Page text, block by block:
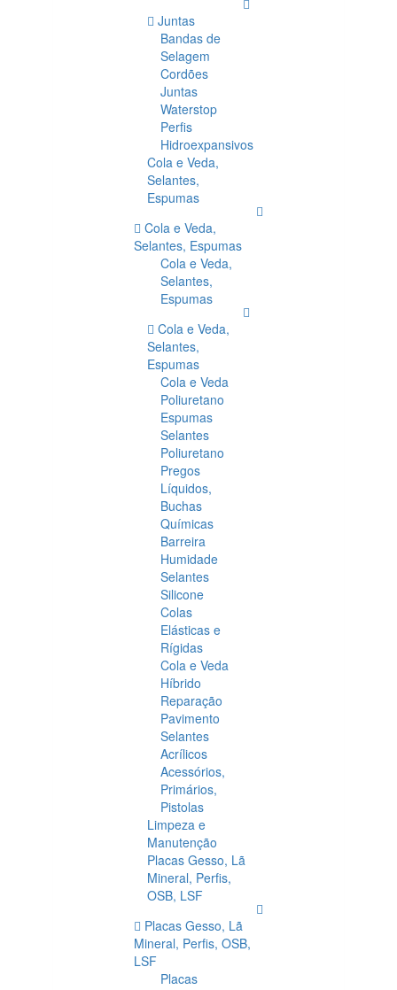
Juntas
Bandas de
Selagem
Cordões
Juntas
Waterstop
Perfis
Hidroexpansivos
Cola e Veda,
Selantes,
Espumas
Cola e Veda,
Selantes, Espumas
Cola e Veda,
Selantes,
Espumas
Cola e Veda,
Selantes,
Espumas
Cola e Veda
Poliuretano
Espumas
Selantes
Poliuretano
Pregos
Líquidos,
Buchas
Químicas
Barreira
Humidade
Selantes
Silicone
Colas
Elásticas e
Rígidas
Cola e Veda
Híbrido
Reparação
Pavimento
Selantes
Acrílicos
Acessórios,
Primários,
Pistolas
Limpeza e
Manutenção
Placas Gesso, Lã
Mineral, Perfis,
OSB, LSF
Placas Gesso, Lã
Mineral, Perfis, OSB,
LSF
Placas